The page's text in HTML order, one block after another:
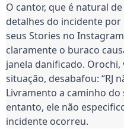
O cantor, que é natural
detalhes do incidente
seus Stories no
claramente o buraco
janela danificado.
situação, desabafou: “RJ
Livramento a caminho do
entanto, ele não
incidente ocorreu.